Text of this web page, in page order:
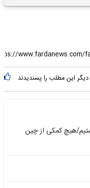
تاریخی واریز خواهد شد؟
دیگر این مطلب را پسندیدند
هیچ کمکی از چین